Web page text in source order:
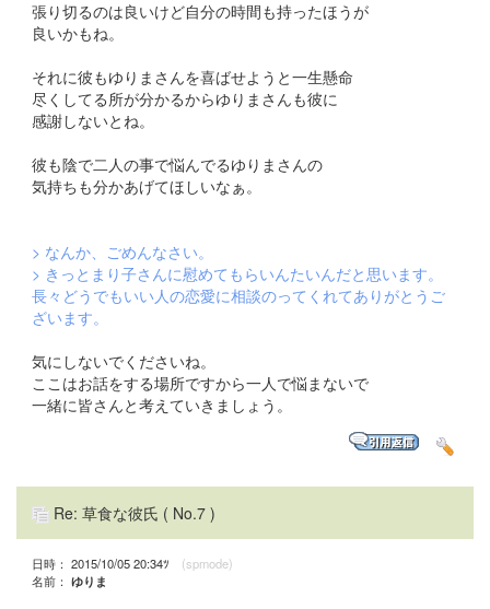
張り切るのは良いけど自分の時間も持ったほうが
良いかもね。
それに彼もゆりまさんを喜ばせようと一生懸命
尽くしてる所が分かるからゆりまさんも彼に
感謝しないとね。
彼も陰で二人の事で悩んでるゆりまさんの
気持ちも分かあげてほしいなぁ。
> なんか、ごめんなさい。
> きっとまり子さんに慰めてもらいんたいんだと思います。
長々どうでもいい人の恋愛に相談のってくれてありがとうご
ざいます。
気にしないでくださいね。
ここはお話をする場所ですから一人で悩まないで
一緒に皆さんと考えていきましょう。
Re: 草食な彼氏 ( No.7 )
日時： 2015/10/05 20:34ﾂ (spmode)
名前： ゆりま